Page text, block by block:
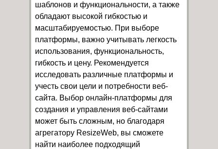
шаблонов и функциональности, а также
обладают высокой гибкостью и
масштабируемостью. При выборе
платформы, важно учитывать легкость
использования, функциональность,
гибкость и цену. Рекомендуется
исследовать различные платформы и
учесть свои цели и потребности веб-
сайта. Выбор онлайн-платформы для
создания и управления веб-сайтами
может быть сложным, но благодаря
агрегатору ResizeWeb, вы сможете
найти наиболее подходящий